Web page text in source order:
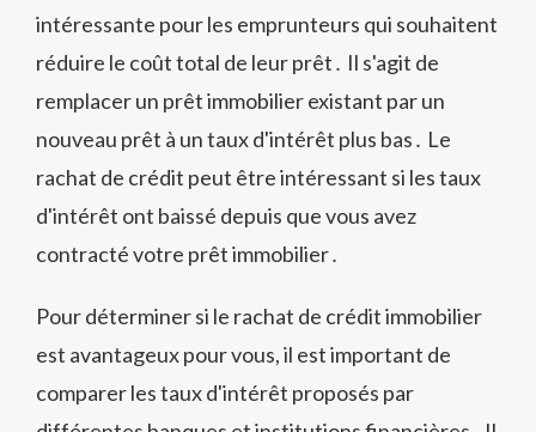
intéressante pour les emprunteurs qui souhaitent
réduire le coût total de leur prêt․ Il s'agit de
remplacer un prêt immobilier existant par un
nouveau prêt à un taux d'intérêt plus bas․ Le
rachat de crédit peut être intéressant si les taux
d'intérêt ont baissé depuis que vous avez
contracté votre prêt immobilier․
Pour déterminer si le rachat de crédit immobilier
est avantageux pour vous, il est important de
comparer les taux d'intérêt proposés par